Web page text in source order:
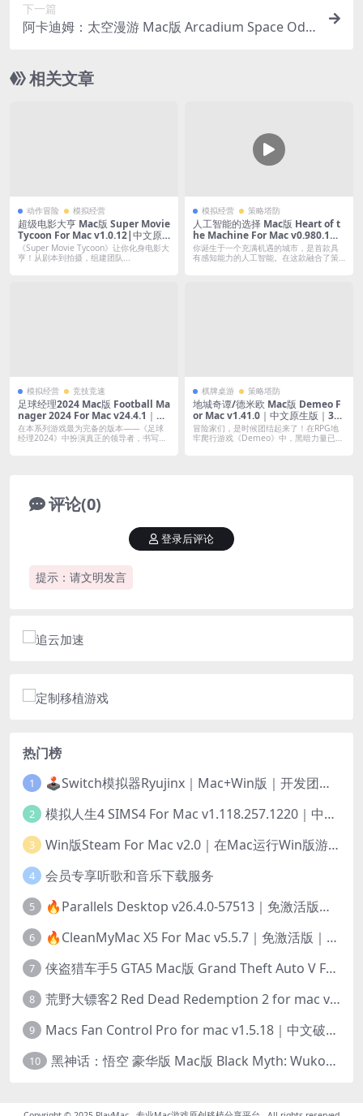
下一篇
阿卡迪姆：太空漫游 Mac版 Arcadium Space Ody
相关文章
动作冒险 模拟经营
超级电影大亨 Mac版 Super Movie
Tycoon For Mac v1.0.12|中文原
生版
《Super Movie Tycoon》让你化身电影大
亨！从剧本到拍摄，组建团队...
模拟经营 策略塔防
人工智能的选择 Mac版 Heart of t
he Machine For Mac v0.980.1｜
中文原生版
你诞生于一个充满机遇的城市，是首款具
有感知能力的人工智能。在这款融合了策
模拟经营 竞技竞速
足球经理2024 Mac版 Football Ma
nager 2024 For Mac v24.4.1｜中
文原生破解版
在本系列游戏最为完备的版本——《足球
经理2024》中扮演真正的领导者，书写自
棋牌桌游 策略塔防
地城奇谭/德米欧 Mac版 Demeo F
or Mac v1.41.0｜中文原生版｜3D
暗黑地牢风格卡牌探索战斗游戏
冒险家们，是时候团结起来了！在RPG地
牢爬行游戏《Demeo》中，黑暗力量已经
评论(0)
提示：请文明发言
登录后评论
热门榜
1 🕹️Switch模拟器Ryujinx｜Mac+Win版｜开发团队已解散此乃最后的绝唱版本
2 模拟人生4 SIMS4 For Mac v1.118.257.1220｜中文原生版｜无限金币｜全100DLC
3 Win版Steam For Mac v2.0｜在Mac运行Win版游戏！｜升级GPTK4.0支持！
4 会员专享听歌和音乐下载服务
5 🔥Parallels Desktop v26.4.0-57513｜免激活版｜在Mac上安装Windows/Linux等系统[赠Windows激活]
6 🔥CleanMyMac X5 For Mac v5.5.7｜免激活版｜macOS系统优化/清理神器
7 侠盗猎车手5 GTA5 Mac版 Grand Theft Auto V For Mac｜中文破解版
8 荒野大镖客2 Red Dead Redemption 2 for mac v1436.28｜中文移植版｜最好玩的开放世界游戏
9 Macs Fan Control Pro for mac v1.5.18｜中文破解版｜风扇监控与控制工具
10 黑神话：悟空 豪华版 Mac版 Black Myth: Wukong For Mac v1.0.21.23831｜国语中文移植版｜仅限终身VIP交流学习｜含Mac+Win版